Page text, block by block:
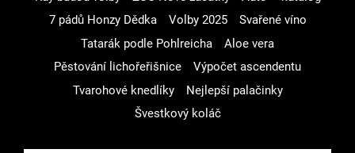
7 pádů Honzy Dědka
Volby 2025
Svařené víno
Tatarák podle Pohlreicha
Aloe vera
Pěstování lichořeřišnice
Výpočet ascendentu
Tvarohové knedlíky
Nejlepší palačinky
Švestkový koláč